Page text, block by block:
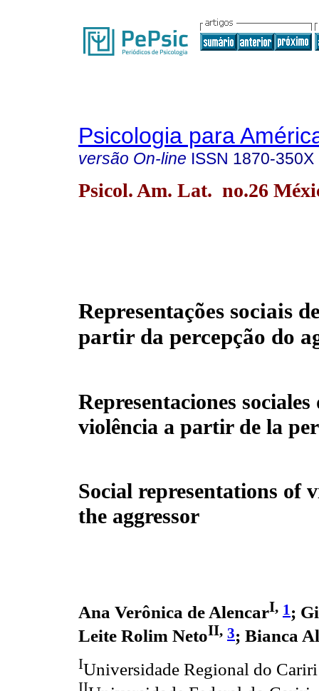
Psicologia para
versão On-line ISSN 1870-350X
Psicol. Am. Lat. no.26
Representações sociais
partir da percepção do
Representaciones sociales
violência a partir de la
Social representations of
the aggressor
Ana Verônica de AlencarI, 1 ;
Leite Rolim NetoII, 3; Bianca
IUniversidade Regional do Cariri
II